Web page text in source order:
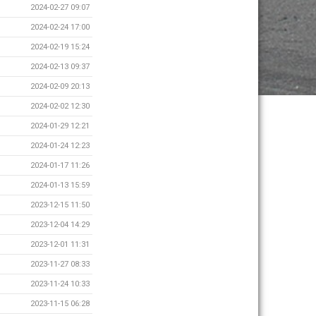
2024-02-27 09:07
2024-02-24 17:00
2024-02-19 15:24
2024-02-13 09:37
2024-02-09 20:13
2024-02-02 12:30
2024-01-29 12:21
2024-01-24 12:23
2024-01-17 11:26
2024-01-13 15:59
2023-12-15 11:50
2023-12-04 14:29
2023-12-01 11:31
2023-11-27 08:33
2023-11-24 10:33
2023-11-15 06:28